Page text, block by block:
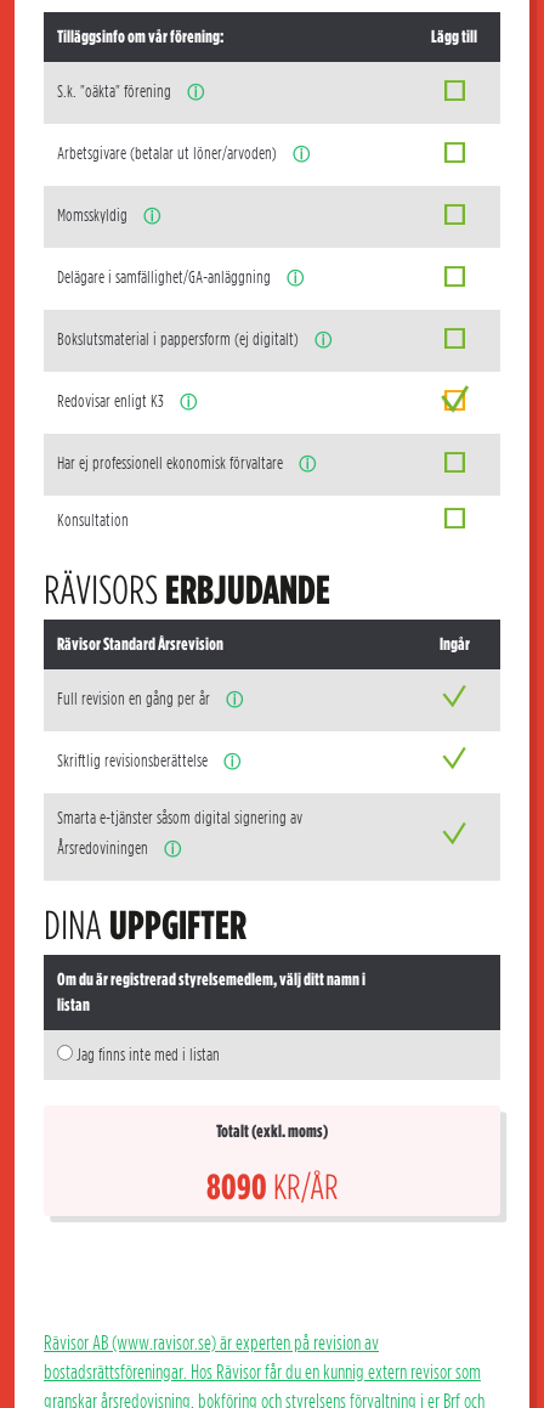
Tilläggsinfo om vår förening: Lägg till
S.k. "oäkta" förening ⓘ
Arbetsgivare (betalar ut löner/arvoden) ⓘ
Momsskyldig ⓘ
Delägare i samfällighet/GA-anläggning ⓘ
Bokslutsmaterial i pappersform (ej digitalt) ⓘ
Redovisar enligt K3 ⓘ
Har ej professionell ekonomisk förvaltare ⓘ
Konsultation
RÄVISORSERBJUDANDE
Rävisor Standard Årsrevision Ingår
Full revision en gång per år ⓘ
Skriftlig revisionsberättelse ⓘ
Smarta e-tjänster såsom digital signering av
Årsredoviningen
ⓘ
DINA UPPGIFTER
Om du är registrerad styrelsemedlem, välj ditt namn i
listan
Jag finns inte med i listan
Totalt (exkl. moms)
8090 KR/ÅR
Rävisor AB (www.ravisor.se) är experten på revision av
bostadsrättsföreningar. Hos Rävisor får du en kunnig extern revisor som
granskar årsredovisning, bokföring och styrelsens förvaltning i er Brf och